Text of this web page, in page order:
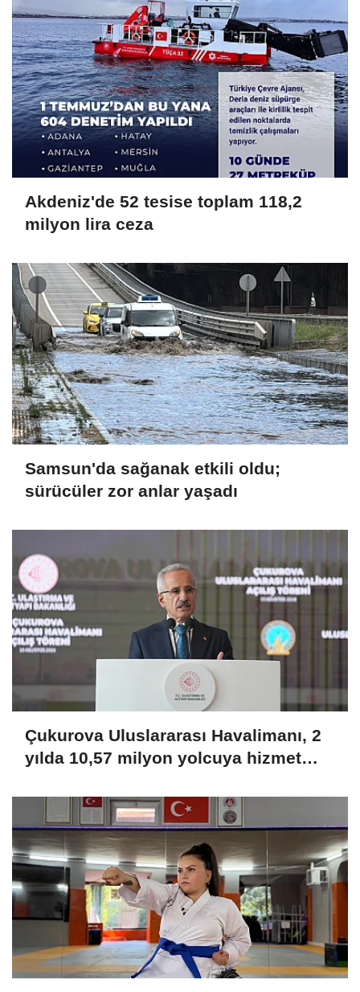
Akdeniz'de 52 tesise toplam 118,2
milyon lira ceza
Samsun'da sağanak etkili oldu;
sürücüler zor anlar yaşadı
Çukurova Uluslararası Havalimanı, 2
yılda 10,57 milyon yolcuya hizmet